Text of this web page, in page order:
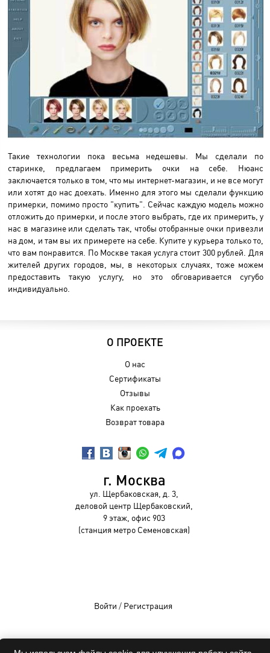
Такие технологии пока весьма недешевы. Мы сделали по
старинке, предлагаем примерить очки на себе. Нюанс
заключается только в том, что мы интернет-магазин, и не все могут
или хотят до нас доехать. Именно для этого мы сделали функцию
примерки, помимо просто "купить". Сейчас каждую модель можно
отложить до примерки, и после этого выбрать, где их примерить, у
нас в магазине или сделать так, чтобы отобранные очки привезли
на дом, и там вы их примерете на себе. Купите у курьера только то,
что вам понравится. По Москве такая услуга стоит 300 рублей. Для
жителей других городов, мы, в некоторых случаях, тоже можем
предоставить такую услугу, но это обговаривается сугубо
индивидуально.
О ПРОЕКТЕ
О нас
Сертификаты
Отзывы
Как проехать
Возврат товара
г. Москва
ул. Щербаковская, д. 3,
деловой центр Щербаковский,
9 этаж, офис 903
(станция метро Семеновская)
Войти / Регистрация